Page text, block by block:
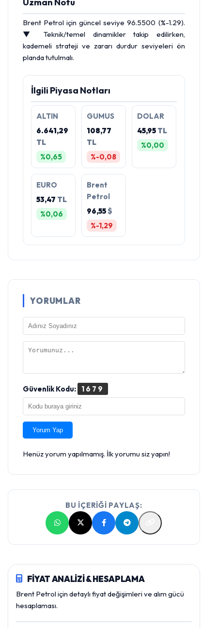
Brent Petrol için güncel seviye 96.5500 (%-1.29).
▼ Teknik/temel dinamikler takip edilirken,
kademeli strateji ve zararı durdur seviyeleri ön
planda tutulmalı.
İlgili Piyasa Notları
ALTIN
6.641,29
TL
%0,65
GUMUS
108,77
TL
%-0,08
DOLAR
45,95 TL
%0,00
EURO
53,47 TL
%0,06
Brent
Petrol
96,55$
%-1,29
YORUMLAR
Güvenlik Kodu: 1679
Yorum Yap
Henüz yorum yapılmamış. İlk yorumu siz yapın!
BU İÇERİĞİ PAYLAŞ:
FİYAT ANALİZİ & HESAPLAMA
Brent Petrol için detaylı fiyat değişimleri ve alım gücü
hesaplaması.